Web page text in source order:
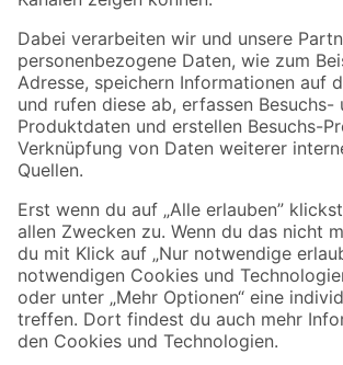
Folge uns
Zahlungsarten Versandarten
Sicher einkaufen
Jetzt die toom-App herunterladen